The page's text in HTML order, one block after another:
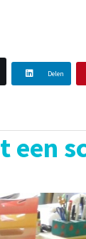
Delen
een